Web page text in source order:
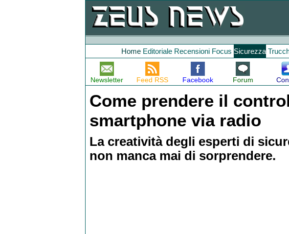
Home Editoriale Recensioni Focus Sicurezza
Newsletter Feed RSS Facebook Forum
Come prendere il
smartphone via radio
La creatività degli esperti di
non manca mai di sorprendere.